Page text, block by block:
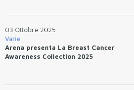
03 Ottobre 2025
Varie
Arena presenta La Breast Cancer
Awareness Collection 2025